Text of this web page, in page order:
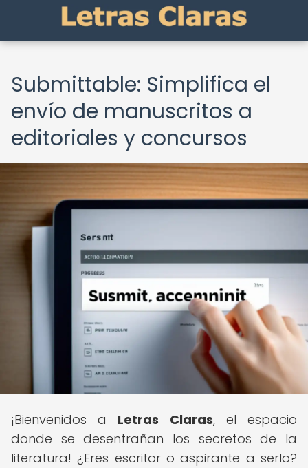
Submittable: Simplifica el
envío de manuscritos a
editoriales y concursos
¡Bienvenidos a Letras Claras, el espacio
donde se desentrañan los secretos de la
literatura! ¿Eres escritor o aspirante a serlo?